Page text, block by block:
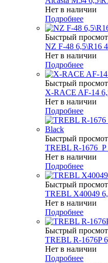
Нет в наличии
Подробнее
Быстрый
NZ F-48 6,5\R16
Нет в наличии
Подробнее
Быстрый
X-RACE AF-14
Нет в наличии
Подробнее
Быстрый
TREBL R-
Нет в наличии
Подробнее
Быстрый
TREBL X40049
Нет в наличии
Подробнее
Быстрый
TREBL R-1676P
Нет в наличии
Подробнее